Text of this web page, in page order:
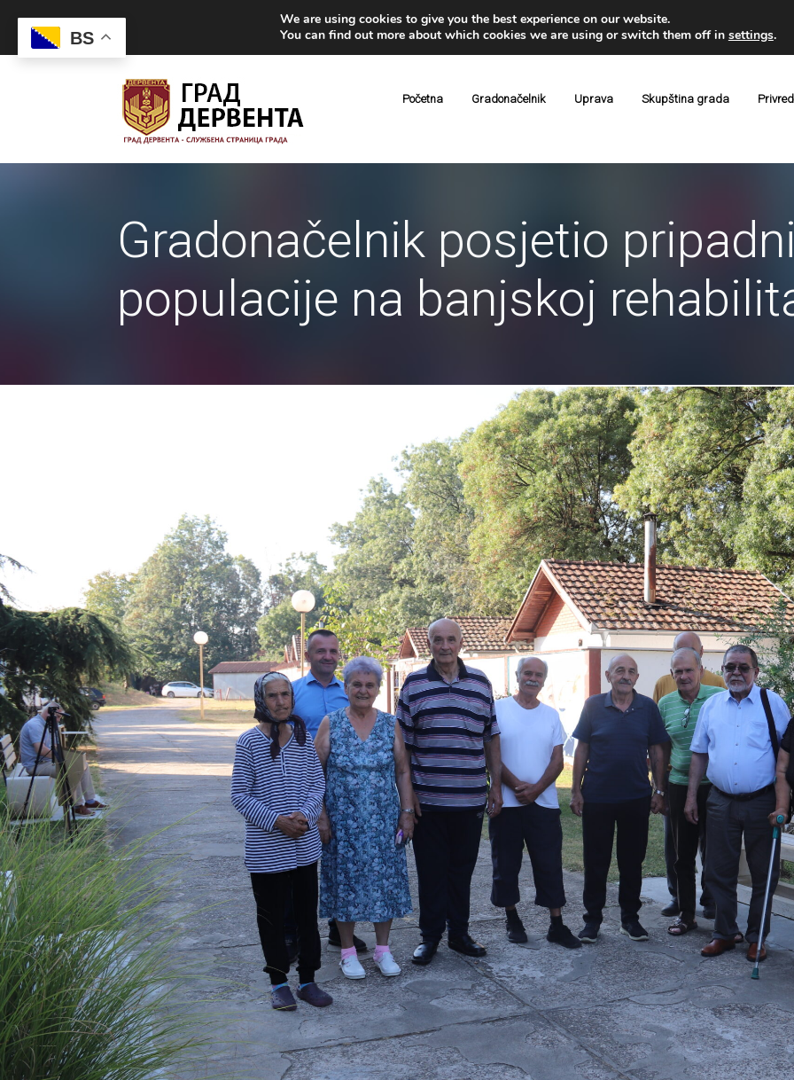
Početna Gradonačelnik Uprava Skupština grada
Gradonačelnik posjetio
populacije na banjskoj
BS
We are using cookies to give you the best experience on our website.
You can find out more about which cookies we are using or switch them off in settings.